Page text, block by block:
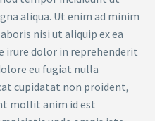
aliqua. Ut enim ad minim
nisi ut aliquip ex ea
irure dolor in reprehenderit
eu fugiat nulla
cupidatat non proident,
mollit anim id est